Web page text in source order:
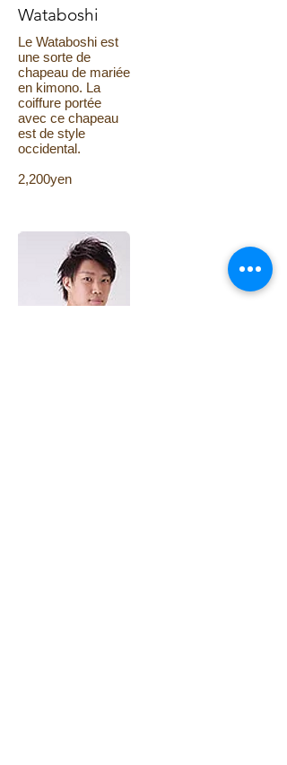
Wataboshi
Le Wataboshi est
une sorte de
chapeau de mariée
en kimono. La
coiffure portée
avec ce chapeau
est de style
occidental.
2,200yen